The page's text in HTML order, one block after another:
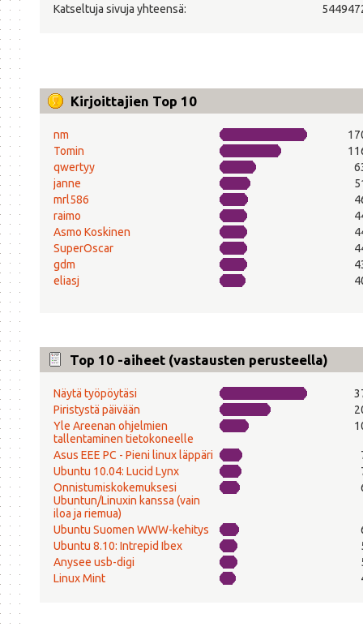
Katseltuja sivuja yhteensä:
Kirjoittajien Top 10
nm
Tomin
qwertyy
janne
mrl586
raimo
Asmo Koskinen
SuperOscar
gdm
eliasj
Top 10 -aiheet (vastausten perusteella)
Näytä työpöytäsi
Piristystä päivään
Yle Areenan ohjelmien
tallentaminen tietokoneelle
Asus EEE PC - Pieni linux läppäri
Ubuntu 10.04: Lucid Lynx
Onnistumiskokemuksesi
Ubuntun/Linuxin kanssa (vain
iloa ja riemua)
Ubuntu Suomen WWW-kehitys
Ubuntu 8.10: Intrepid Ibex
Anysee usb-digi
Linux Mint